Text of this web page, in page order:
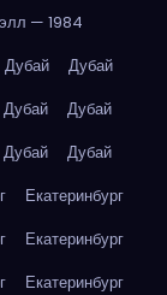
— 1984
Дубай
Дубай
Дубай
Дубай
Дубай
Дубай
Екатеринбург
Екатеринбург
Екатеринбург